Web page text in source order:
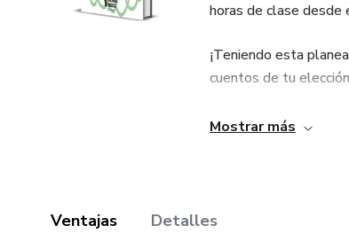
horas de clase
¡Teniendo esta
cuentos de tu
*Este libro no
Mostrar más
Ventajas Detalles